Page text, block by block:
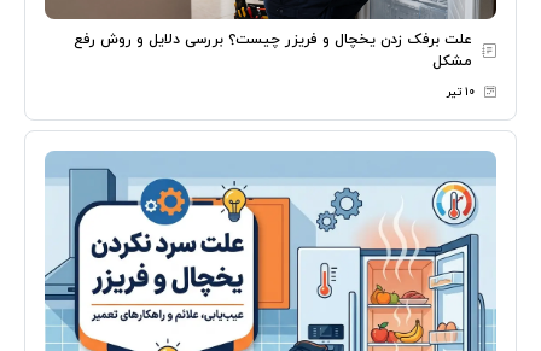
علت برفک زدن یخچال و فریزر چیست؟ بررسی دلایل و روش رفع
مشکل
۱۰ تیر